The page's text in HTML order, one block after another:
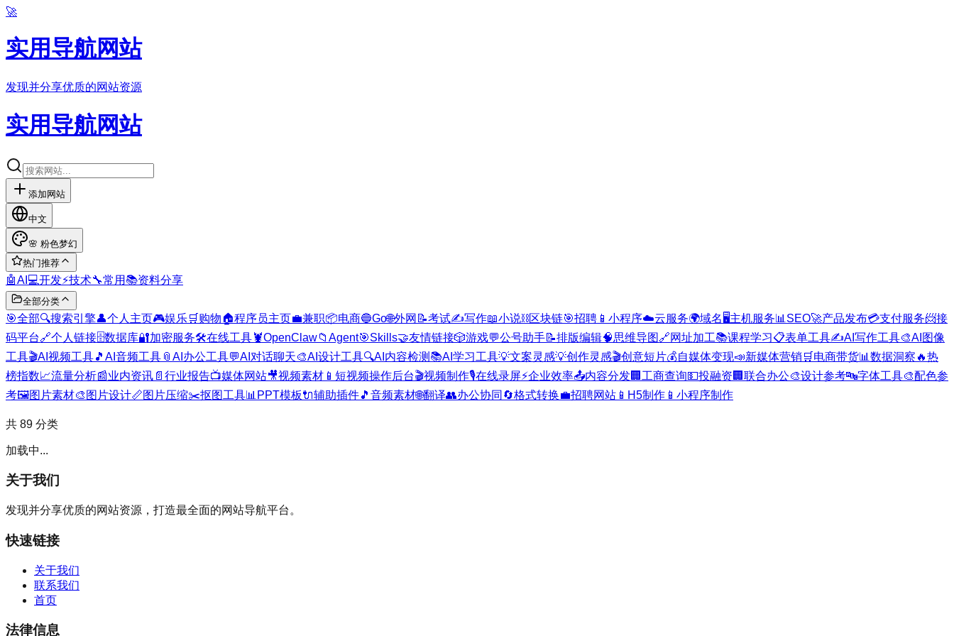
🚀
实用导航网站
发现并分享优质的网站资源
实用导航网站
添加网站
中文
🌸 粉色梦幻
热门推荐
🤖AI 💻开发⚡技术🔧常用 📚资料分享
全部分类
🎯全部🔍搜索引擎👤个人主页🎮娱乐🛒 购物🏠程序员主页💼兼职📦电商🔵Go🌐外网 📝考试✍️写作📖小说⛓️区块链🎯招聘 📱 小程序☁️云服务🌍域名 🖥️主机服务📊 SEO🚀产品发布💳支付服务📨接
码平台🔗个人链接🗄️数据库🔐加密服务🛠️在线工具🦞OpenClaw📁 Agent🎯Skills🤝友情链接🎲游戏💬公号助手📝排版编辑🧠思维导图🔗网址加工📚课程学习📋表单工具✍️AI写作工具🎨AI图像
工具🎬AI视频工具🎵 AI音频工具 📎 AI办公工具💬AI对话聊天🎨AI设计工具🔍AI内容检测 📚AI学习工具💡文案灵感💡创作灵感🎬创意短片💰自媒体变现📣新媒体营销 🛒 电商带货📊 数据洞察 🔥热
榜指数📈流量分析📰业内资讯 📄 行业报告📺媒体网站🎥视频素材 📱 短视频操作后台🎬视频制作🎙️在线录屏⚡企业效率📤内容分发🏢 工商查询💵投融资 🏢 联合办公🎨设计参考🔤字体工具🎨配色参
考🖼️图片素材🎨 图片设计📏图片压缩✂️抠图工具📊 PPT模板🔌辅助插件🎵 音频素材🌐翻译👥办公协同 🔄格式转换💼招聘网站 📱 H5制作 📱 小程序制作
共 89 分类
加载中...
关于我们
发现并分享优质的网站资源，打造最全面的网站导航平台。
快速链接
关于我们
联系我们
首页
法律信息